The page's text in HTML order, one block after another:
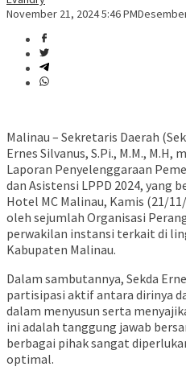
November 21, 2024 5:46 PM
Malinau – Sekretaris Daerah
Ernes Silvanus, S.Pi., M.M., M.H,
Laporan Penyelenggaraan
dan Asistensi LPPD 2024, yang
Hotel MC Malinau, Kamis (21/
oleh sejumlah Organisasi
perwakilan instansi terkait di
Kabupaten Malinau.
Dalam sambutannya, Sekda
partisipasi aktif antara dirinya
dalam menyusun serta
ini adalah tanggung jawab
berbagai pihak sangat
optimal.